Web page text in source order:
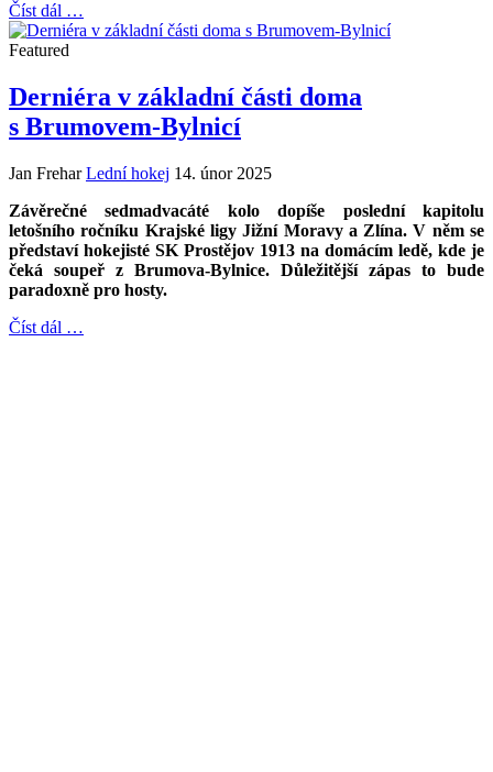
Číst dál …
Featured
Derniéra v základní části doma
s Brumovem-Bylnicí
Jan Frehar Lední hokej 14. únor 2025
Závěrečné sedmadvacáté kolo dopíše poslední kapitolu
letošního ročníku Krajské ligy Jižní Moravy a Zlína. V něm se
představí hokejisté SK Prostějov 1913 na domácím ledě, kde je
čeká soupeř z Brumova-Bylnice. Důležitější zápas to bude
paradoxně pro hosty.
Číst dál …